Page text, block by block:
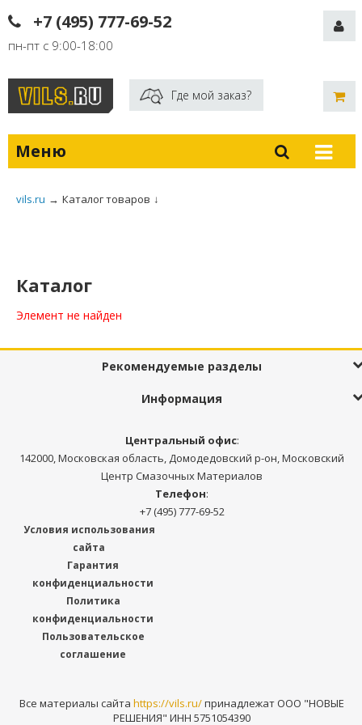
+7 (495) 777-69-52
пн-пт с 9:00-18:00
Где мой заказ?
Меню
vils.ru → Каталог товаров ↓
Каталог
Элемент не найден
Рекомендуемые разделы
Информация
Центральный офис:
142000, Московская область, Домодедовский р-он, Московский
Центр Смазочных Материалов
Телефон:
+7 (495) 777-69-52
Условия использования
сайта
Гарантия
конфиденциальности
Политика
конфиденциальности
Пользовательское
соглашение
Все материалы сайта https://vils.ru/принадлежат ООО "НОВЫЕ
РЕШЕНИЯ" ИНН 5751054390